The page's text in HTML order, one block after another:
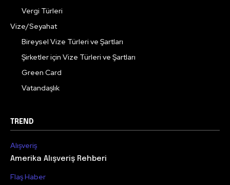
Vergi Türleri
Vize/Seyahat
Bireysel Vize Türleri ve Şartları
Şirketler için Vize Türleri ve Şartları
Green Card
Vatandaşlık
TREND
Alışveriş
Amerika Alışveriş Rehberi
Flaş Haber